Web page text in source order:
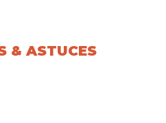
& ASTUCES